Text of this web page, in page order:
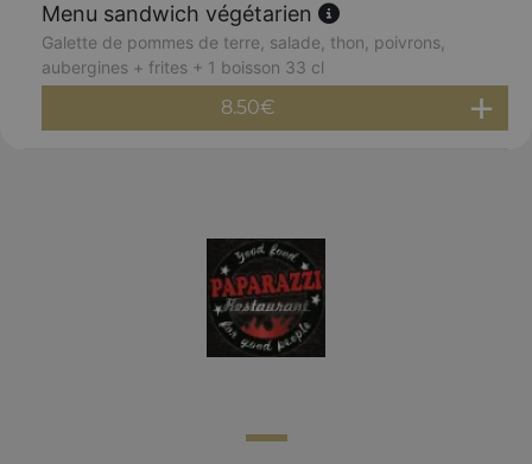
Menu sandwich végétarien
Galette de pommes de terre, salade, thon, poivrons,
aubergines + frites + 1 boisson 33 cl
8.50€